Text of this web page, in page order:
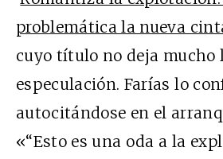
problemática la nueva
cuyo título no deja mucho
especulación. Farías lo
autocitándose en el
«“Esto es una oda a la